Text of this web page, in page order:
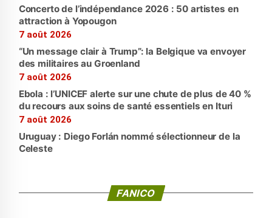
Concerto de l’indépendance 2026 : 50 artistes en
attraction à Yopougon
7 août 2026
“Un message clair à Trump”: la Belgique va envoyer
des militaires au Groenland
7 août 2026
Ebola : l’UNICEF alerte sur une chute de plus de 40 %
du recours aux soins de santé essentiels en Ituri
7 août 2026
Uruguay : Diego Forlán nommé sélectionneur de la
Celeste
FANICO